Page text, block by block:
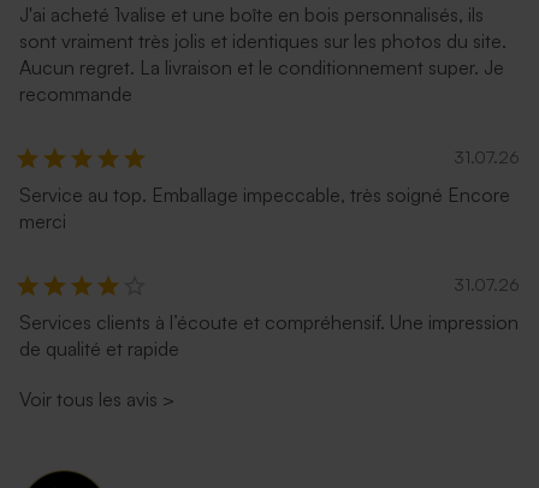
J'ai acheté 1valise et une boîte en bois personnalisés, ils
sont vraiment très jolis et identiques sur les photos du site.
Aucun regret. La livraison et le conditionnement super. Je
recommande
31.07.26
Service au top. Emballage impeccable, très soigné Encore
merci
31.07.26
Services clients à l’écoute et compréhensif. Une impression
de qualité et rapide
Voir tous les avis >